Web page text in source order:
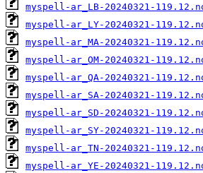
myspell-ar_LB-20240321-
myspell-ar_LY-20240321-
myspell-ar_MA-20240321-
myspell-ar_OM-20240321-
myspell-ar_QA-20240321-
myspell-ar_SA-20240321-
myspell-ar_SD-20240321-
myspell-ar_SY-20240321-
myspell-ar_TN-20240321-
myspell-ar_YE-20240321-